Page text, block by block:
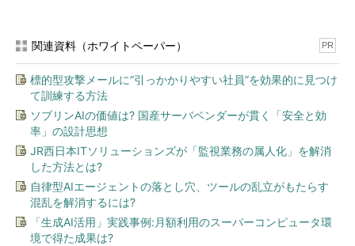
関連資料（ホワイトペーパー） PR
標的型攻撃メールに“引っかかりやすい社員”を効果的に見つけ
て訓練する方法
ソブリンAIの価値は? 国産サーバベンダーが貫く「安全と効
率」の設計思想
JR西日本ITソリューションズが「監視業務の属人化」を解消
した方法とは?
自律型AIエージェントの落とし穴、ツールの乱立がもたらす
混乱を解消するには?
「生成AI活用」実践事例:月額利用のスーパーコンピュータ環
境で得た成果は?